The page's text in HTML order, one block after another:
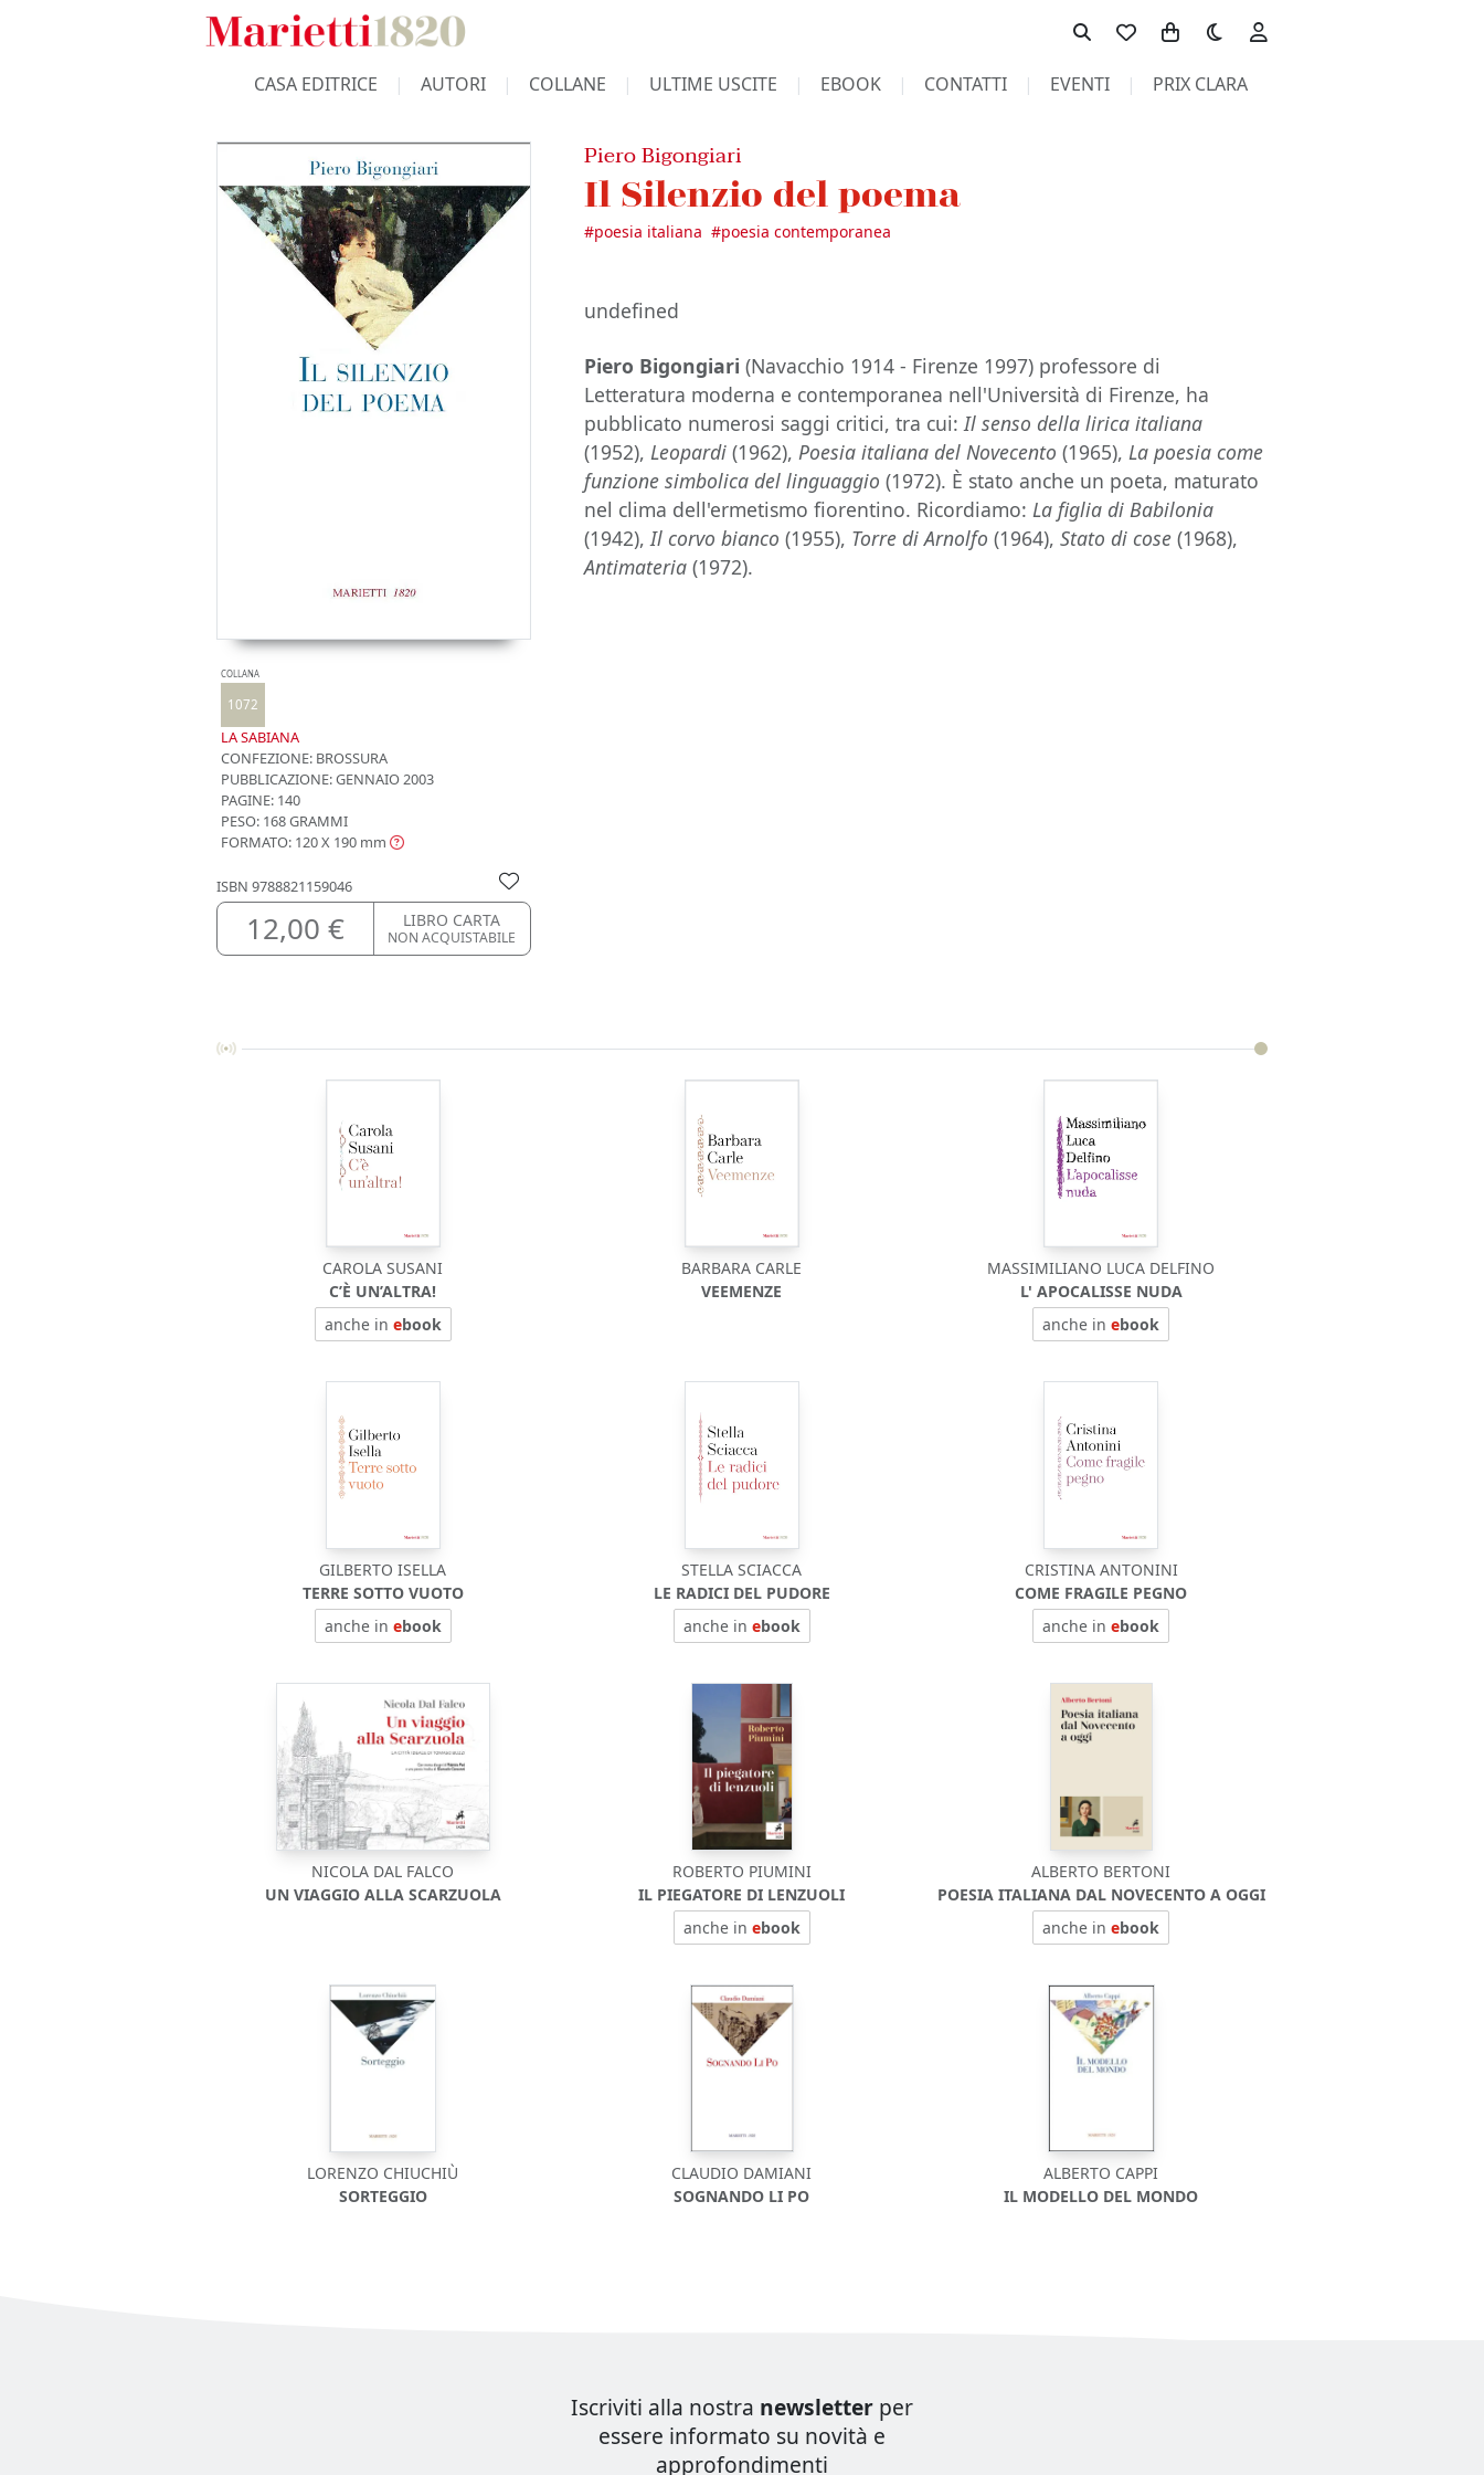
Toggle theme
CASA EDITRICE AUTORI COLLANE ULTIME USCITE EBOOK CONTATTI EVENTI PRIX CLARA
COLLANA
1072
LA SABIANA
CONFEZIONE: BROSSURA
PUBBLICAZIONE:GENNAIO 2003
PAGINE: 140
PESO: 168 GRAMMI
FORMATO: 120 X 190 mm
ISBN 9788821159046
12,00 € LIBRO CARTA
NON ACQUISTABILE
Piero Bigongiari
Il Silenzio del poema
#poesia italiana #poesia contemporanea
undefined
Piero Bigongiari (Navacchio 1914 - Firenze 1997) professore di
Letteratura moderna e contemporanea nell'Università di Firenze, ha
pubblicato numerosi saggi critici, tra cui:Il senso della lirica italiana
(1952), Leopardi (1962),Poesia italiana del Novecento (1965),La poesia come
funzione simbolica del linguaggio (1972). È stato anche un poeta, maturato
nel clima dell'ermetismo fiorentino. Ricordiamo:La figlia di Babilonia
(1942),Il corvo bianco (1955), Torre di Arnolfo (1964),Stato di cose (1968),
Antimateria (1972).
CAROLA SUSANI
C’È UN’ALTRA!
anche in ebook
BARBARA CARLE
VEEMENZE
MASSIMILIANO LUCA DELFINO
L' APOCALISSE NUDA
anche inebook
GILBERTO ISELLA
TERRE SOTTO VUOTO
anche in ebook
STELLA SCIACCA
LE RADICI DEL PUDORE
anche in ebook
CRISTINA ANTONINI
COME FRAGILE PEGNO
anche inebook
NICOLA DAL FALCO
UN VIAGGIO ALLA SCARZUOLA
ROBERTO PIUMINI
IL PIEGATORE DI LENZUOLI
anche in ebook
ALBERTO BERTONI
POESIA ITALIANA DAL NOVECENTO A OGGI
anche inebook
LORENZO CHIUCHIÙ
SORTEGGIO
CLAUDIO DAMIANI
SOGNANDO LI PO
ALBERTO CAPPI
IL MODELLO DEL MONDO
Iscriviti alla nostra newsletter per
essere informato su novità e
approfondimenti